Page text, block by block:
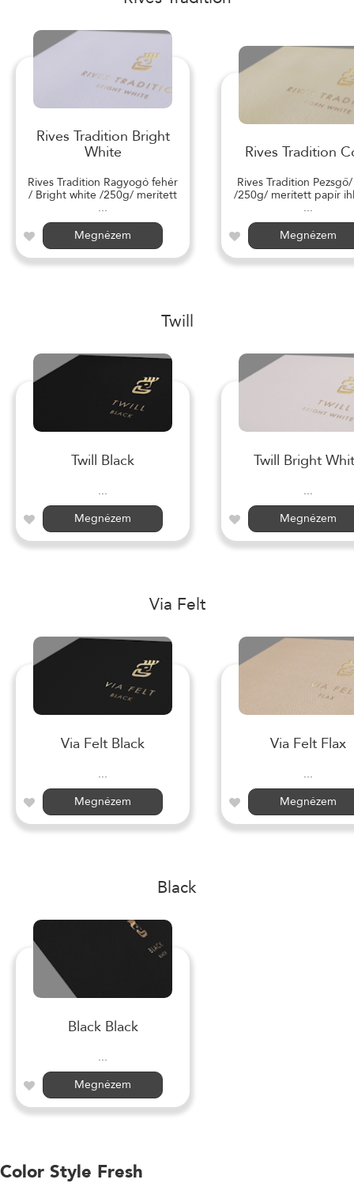
Rives Tradition Bright
White
Rives Tradition Ragyogó fehér
/ Bright white /250g/ merített
...
Megnézem
Rives Tradition
Rives Tradition
/250g/ merített papír
...
Megnézem
Twill
Twill Black
...
Megnézem
Twill Bright
...
Megnézem
Via Felt
Via Felt Black
...
Megnézem
Via Felt Flax
...
Megnézem
Black
Black Black
...
Megnézem
Color Style Fresh